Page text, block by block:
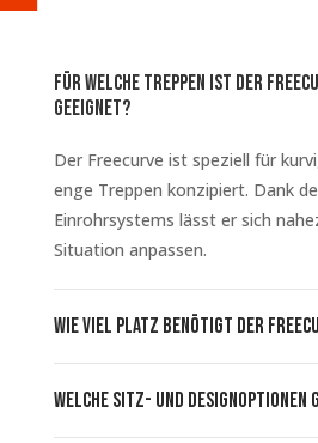
Für welche Treppen ist der
geeignet?
Der Freecurve ist speziell für
enge Treppen konzipiert. Dank
Einrohrsystems lässt er sich
Situation anpassen.
Wie viel Platz benötigt der
Welche Sitz- und Designoptionen